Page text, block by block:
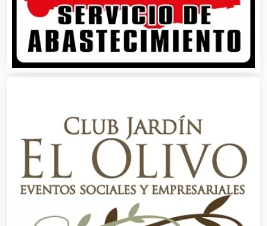
Artículos para Regalos
Artículos Publicitarios
Aseguradoras
Asesores Técnicos